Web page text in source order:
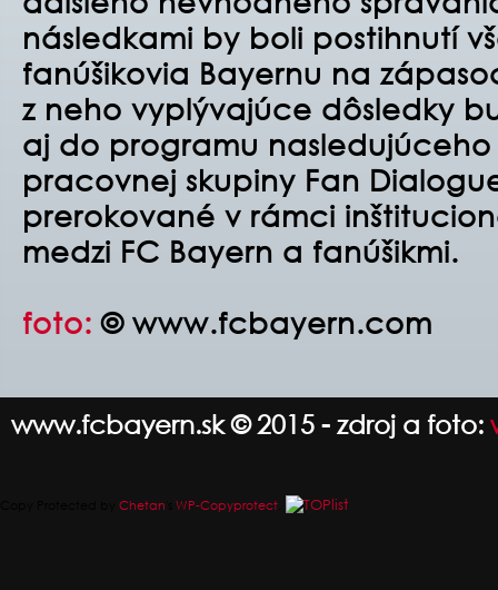
následkami by boli postihnutí
fanúšikovia Bayernu na
z neho vyplývajúce dôsledky
aj do programu
pracovnej skupiny Fan
prerokované v rámci
medzi FC Bayern a fanúšikmi.
foto: © www.fcbayern.com
www.fcbayern.sk © 2015 - zdroj a foto:
Chetan WP-Copyprotect